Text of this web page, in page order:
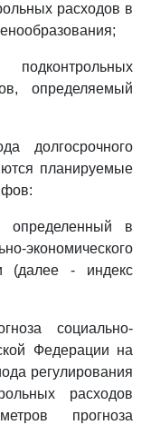
расходов в
определяемый
долгосрочного
планируемые
определенный в
экономического
(далее - индекс
социально-
Федерации на
регулирования
расходов
прогноза